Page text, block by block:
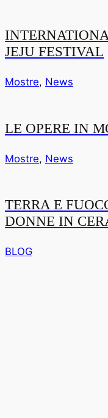
JEJU FESTIVAL
Mostre, News
LE OPERE IN
Mostre, News
TERRA E
DONNE IN
BLOG